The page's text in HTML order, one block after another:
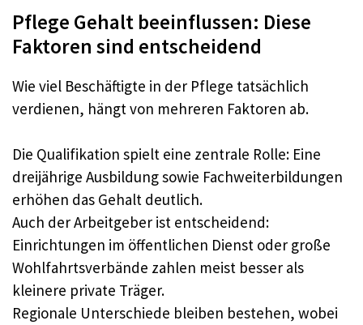
Pflege Gehalt beeinflussen: Diese
Faktoren sind entscheidend
Wie viel Beschäftigte in der Pflege tatsächlich
verdienen, hängt von mehreren Faktoren ab.
Die Qualifikation spielt eine zentrale Rolle: Eine
dreijährige Ausbildung sowie Fachweiterbildungen
erhöhen das Gehalt deutlich.
Auch der Arbeitgeber ist entscheidend:
Einrichtungen im öffentlichen Dienst oder große
Wohlfahrtsverbände zahlen meist besser als
kleinere private Träger.
Regionale Unterschiede bleiben bestehen, wobei